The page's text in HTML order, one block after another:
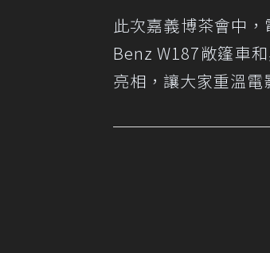
此次嘉義博茶會中
Benz W187敞篷車
亮相，讓大家重溫電